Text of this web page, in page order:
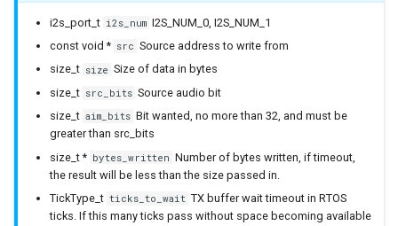
Server
Stream
StreamString
TLSTraits
i2s_port_t i2s_num I2S_NUM_0, I2S_NUM_1
const void * src Source address to write from
size_t size Size of data in bytes
size_t src_bits Source audio bit
size_t aim_bits Bit wanted, no more than 32, and must be
greater than src_bits
size_t * bytes_written Number of bytes written, if timeout,
the result will be less than the size passed in.
TickType_t ticks_to_wait TX buffer wait timeout in RTOS
ticks. If this many ticks pass without space becoming available